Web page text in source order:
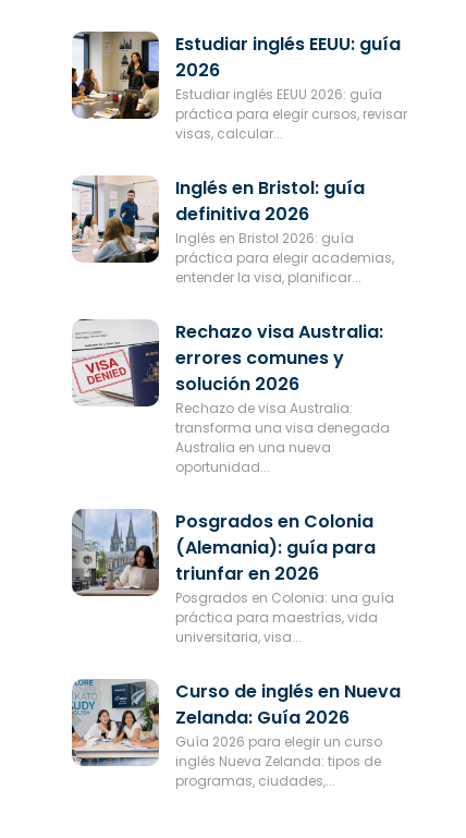
Estudiar inglés EEUU: guía
2026
Estudiar inglés EEUU 2026: guía
práctica para elegir cursos, revisar
visas, calcular...
Inglés en Bristol: guía
definitiva 2026
Inglés en Bristol 2026: guía
práctica para elegir academias,
entender la visa, planificar...
Rechazo visa Australia:
errores comunes y
solución 2026
Rechazo de visa Australia:
transforma una visa denegada
Australia en una nueva
oportunidad...
Posgrados en Colonia
(Alemania): guía para
triunfar en 2026
Posgrados en Colonia: una guía
práctica para maestrías, vida
universitaria, visa...
Curso de inglés en Nueva
Zelanda: Guía 2026
Guía 2026 para elegir un curso
inglés Nueva Zelanda: tipos de
programas, ciudades,...